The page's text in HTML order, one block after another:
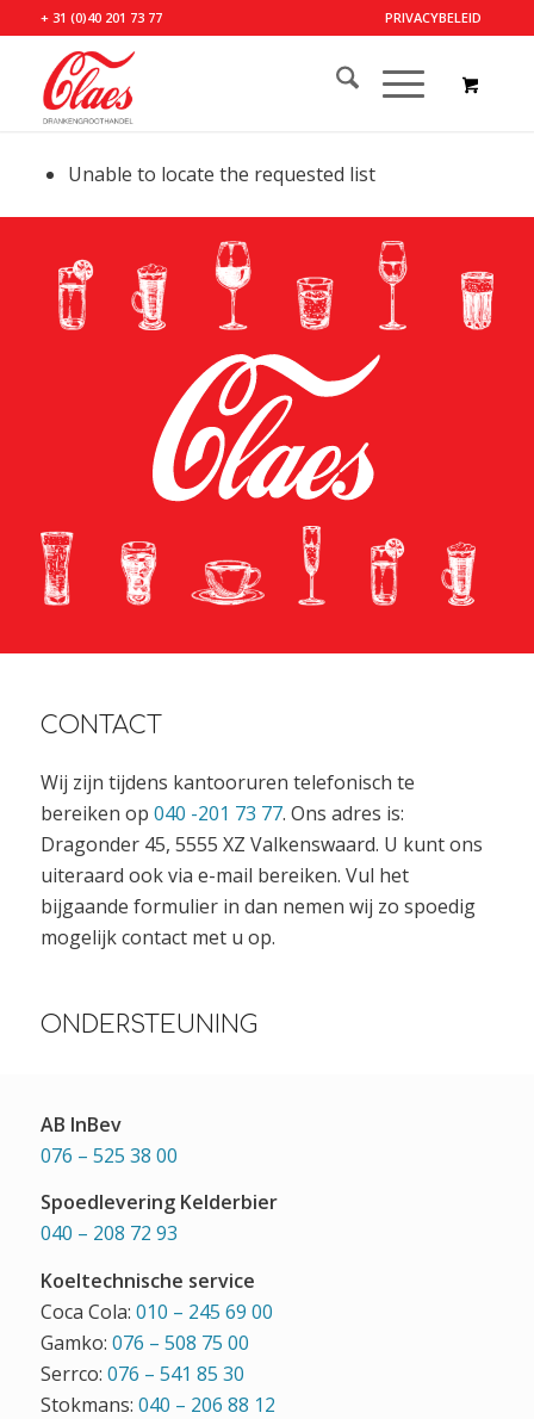
PRIVACYBELEID
+ 31 (0)40 201 73 77
Unable to locate the requested list
CONTACT
Wij zijn tijdens kantooruren telefonisch te
bereiken op 040 -201 73 77. Ons adres is:
Dragonder 45, 5555 XZ Valkenswaard. U kunt ons
uiteraard ook via e-mail bereiken. Vul het
bijgaande formulier in dan nemen wij zo spoedig
mogelijk contact met u op.
ONDERSTEUNING
AB InBev
076 – 525 38 00
Spoedlevering Kelderbier
040 – 208 72 93
Koeltechnische service
Coca Cola: 010 – 245 69 00
Gamko: 076 – 508 75 00
Serrco: 076 – 541 85 30
Stokmans: 040 – 206 88 12